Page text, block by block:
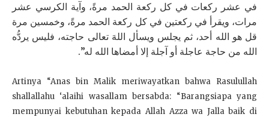
في عشر ركعات في كل ركعة الحمد مرةً، وآية الكرسي عشر
مرات، ويقرأ في ركعتين في كل ركعة الحمد مرةً، وخمسين مرة
قل هو الله أحد، ثم يجلس ويسأل اللهَ تعالى حاجته، فليس يردُّه
الله من حاجة عاجلة أو آجلة إلا أمضاها الله له”.
Artinya “Anas bin Malik meriwayatkan bahwa Rasulullah
shallallahu ‘alaihi wasallam bersabda: “Barangsiapa yang
mempunyai kebutuhan kepada Allah Azza wa Jalla baik di